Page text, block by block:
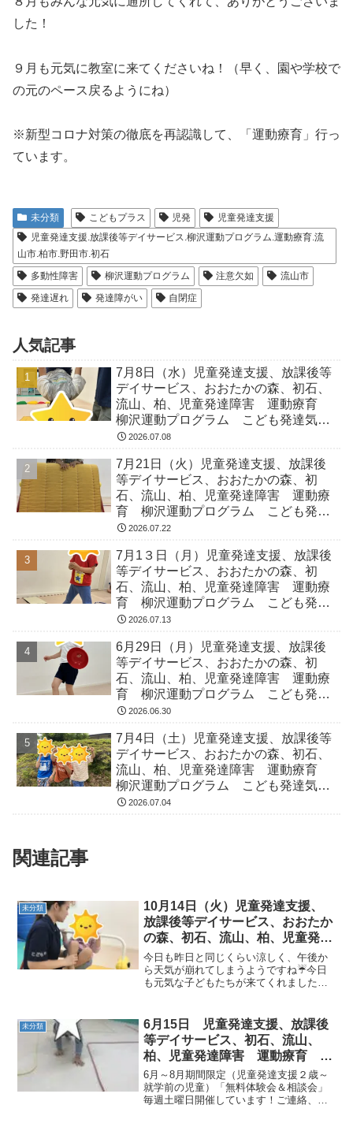
した！
９月も元気に教室に来てくださいね！（早く、園や学校で
の元のペース戻るようにね）
※新型コロナ対策の徹底を再認識して、「運動療育」行っ
ています。
未分類 こどもプラス 児発
児童発達支援
児童発達支援.放課後等デイサービス.柳沢運動プログラム.運動療育.流
山市.柏市.野田市.初石
多動性障害
柳沢運動プログラム 注意欠如
流山市
発達遅れ
発達障がい 自閉症
人気記事
7月8日（水）児童発達支援、放課後等
デイサービス、おおたかの森、初石、
流山、柏、児童発達障害 運動療育
柳沢運動プログラム こども発達気に
なる 発達障害 放デイ 自閉症
2026.07.08
7月21日（火）児童発達支援、放課後
等デイサービス、おおたかの森、初
石、流山、柏、児童発達障害 運動療
育 柳沢運動プログラム こども発達
気になる 発達障害 放デイ 自閉
2026.07.22
7月1３日（月）児童発達支援、放課後
等デイサービス、おおたかの森、初
石、流山、柏、児童発達障害 運動療
育 柳沢運動プログラム こども発達
気になる 発達障害 放デイ 自閉
2026.07.13
6月29日（月）児童発達支援、放課後
等デイサービス、おおたかの森、初
石、流山、柏、児童発達障害 運動療
育 柳沢運動プログラム こども発達
気になる 発達障害 放デイ 自閉
2026.06.30
7月4日（土）児童発達支援、放課後等
デイサービス、おおたかの森、初石、
流山、柏、児童発達障害 運動療育
柳沢運動プログラム こども発達気に
なる 発達障害 放デイ 自閉症
2026.07.04
関連記事
未分類
10月14日（火）児童発達支援、
放課後等デイサービス、おおたか
の森、初石、流山、柏、児童発達
ラム こども障害 運動療育 柳
沢運動プログ発達気になる 発達
障害 放デイ 自閉症 ADHD
今日も昨日と同じくらい涼しく、午後か
ら天気が崩れてしまうようですね☔今日
も元気な子どもたちが来てくれました！
前半は前回りでリンゴキープが上手にで
きたね！後半からは...
未分類
6月15日 児童発達支援、放課後
等デイサービス、初石、流山、
柏、児童発達障害 運動療育 柳
沢運動プログラム こども発達気
になる 発達障害 放デイ 自閉
症 ADHD アスペルガー症候
6月～8月期間限定（児童発達支援２歳～
就学前の児童）「無料体験会＆相談会」
毎週土曜日開催しています！ご連絡、お